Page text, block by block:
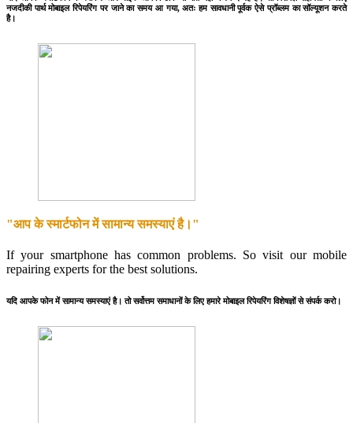
नजदीकी पार्थ मोबाइल रिपेयरिंग पर जाने का समय आ गया, अतः हम सावधानी पूर्वक ऐसे प्रॉब्लम का सॉल्यूशन करते
है।
"आप के स्मार्टफोन में सामान्य समस्याएं है।"
If your smartphone has common problems. So visit our mobile
repairing experts for the best solutions.
यदि आपके फोन में सामान्य समस्याएं है। तो सर्वोत्तम समाधानों के लिए हमारे मोबाइल रिपेयरिंग विशेषज्ञों से संपर्क करो।